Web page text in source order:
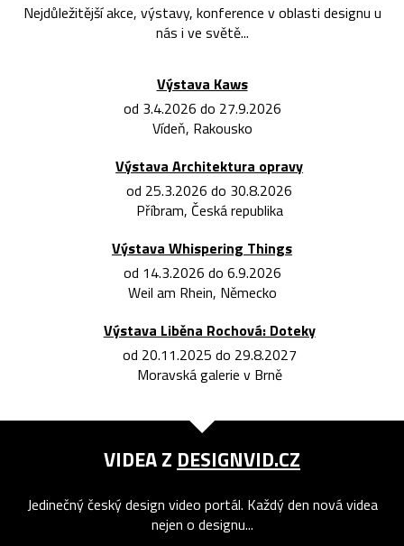
Nejdůležitější akce, výstavy, konference v oblasti designu u
nás i ve světě...
Výstava Kaws
od 3.4.2026 do 27.9.2026
Vídeň, Rakousko
Výstava Architektura opravy
od 25.3.2026 do 30.8.2026
Příbram, Česká republika
Výstava Whispering Things
od 14.3.2026 do 6.9.2026
Weil am Rhein, Německo
Výstava Liběna Rochová: Doteky
od 20.11.2025 do 29.8.2027
Moravská galerie v Brně
VIDEA Z DESIGNVID.CZ
Jedinečný český design video portál. Každý den nová videa
nejen o designu...